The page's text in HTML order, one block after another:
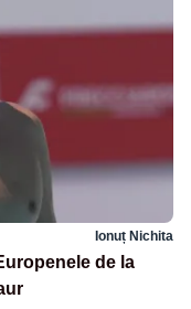
Ionuț Nichita
de la